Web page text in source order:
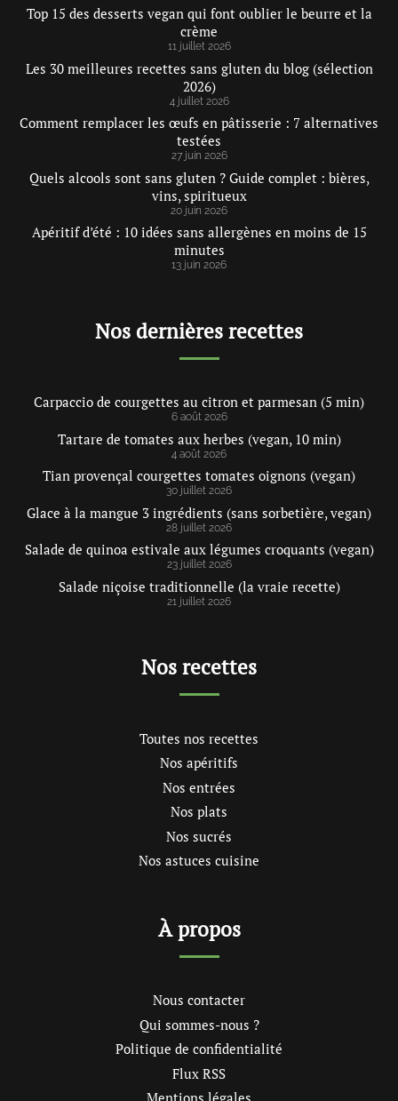
Top 15 des desserts vegan qui font oublier le beurre et la
crème
11 juillet 2026
Les 30 meilleures recettes sans gluten du blog (sélection
2026)
4 juillet 2026
Comment remplacer les œufs en pâtisserie : 7 alternatives
testées
27 juin 2026
Quels alcools sont sans gluten ? Guide complet : bières,
vins, spiritueux
20 juin 2026
Apéritif d’été : 10 idées sans allergènes en moins de 15
minutes
13 juin 2026
Nos dernières recettes
Carpaccio de courgettes au citron et parmesan (5 min)
6 août 2026
Tartare de tomates aux herbes (vegan, 10 min)
4 août 2026
Tian provençal courgettes tomates oignons (vegan)
30 juillet 2026
Glace à la mangue 3 ingrédients (sans sorbetière, vegan)
28 juillet 2026
Salade de quinoa estivale aux légumes croquants (vegan)
23 juillet 2026
Salade niçoise traditionnelle (la vraie recette)
21 juillet 2026
Nos recettes
Toutes nos recettes
Nos apéritifs
Nos entrées
Nos plats
Nos sucrés
Nos astuces cuisine
À propos
Nous contacter
Qui sommes-nous ?
Politique de confidentialité
Flux RSS